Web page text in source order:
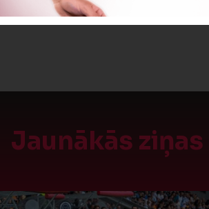
Jaunākās ziņas